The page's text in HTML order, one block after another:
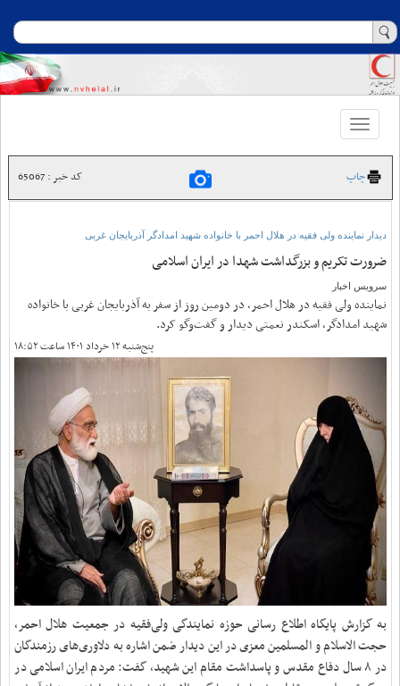
Toggle
navigation
چاپ کد خبر : 65067
دیدار نماینده ولی فقیه در هلال احمر با خانواده شهید امدادگر آذربایجان غربی
ضرورت تکریم و بزرگداشت شهدا در ایران اسلامی
سرویس اخبار
نماینده ولی فقیه در هلال احمر، در دومین روز از سفر به آذربایجان غربی با خانواده
شهید امدادگر، اسکندر نعمتی دیدار و گفت‌وگو کرد.
پنج‌شنبه ۱۲ خرداد ۱۴۰۱ ساعت ۱۸:۵۲
به گزارش پایگاه اطلاع رسانی حوزه نمایندگی ولی‌فقیه در جمعیت هلال احمر،
حجت الاسلام و المسلمین معزی در این دیدار ضمن اشاره به دلاوری‌های رزمندگان
در ۸ سال دفاع مقدس و پاسداشت مقام این شهید، گفت
: مردم ایران اسلامی در